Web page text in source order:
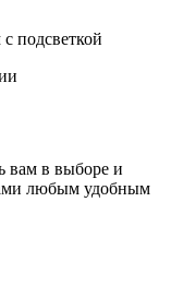
подсветкой
вам в выборе и
любым удобным